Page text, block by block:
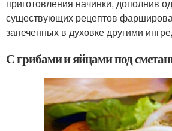
приготовления начинки, дополнив
существующих рецептов
запеченных в духовке другими
С грибами и яйцами под